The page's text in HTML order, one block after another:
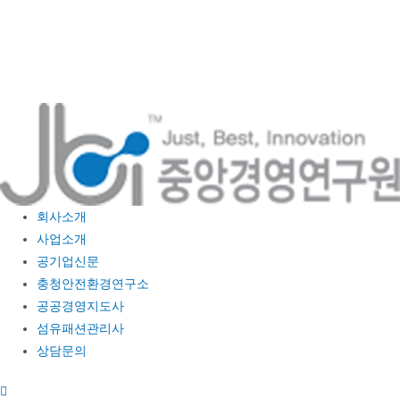
회사소개
사업소개
공기업신문
충청안전환경연구소
공공경영지도사
섬유패션관리사
상담문의